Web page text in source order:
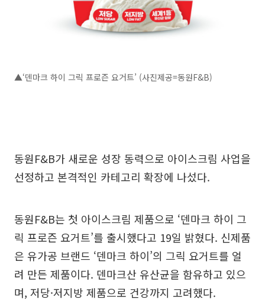
▲‘덴마크 하이 그릭 프로즌 요거트’ (사진제공=동원F&B)
동원F&B가 새로운 성장 동력으로 아이스크림 사업을
선정하고 본격적인 카테고리 확장에 나섰다.
동원F&B는 첫 아이스크림 제품으로 ‘덴마크 하이 그
릭 프로즌 요거트’를 출시했다고 19일 밝혔다. 신제품
은 유가공 브랜드 ‘덴마크 하이’의 그릭 요거트를 얼
려 만든 제품이다. 덴마크산 유산균을 함유하고 있으
며, 저당·저지방 제품으로 건강까지 고려했다.